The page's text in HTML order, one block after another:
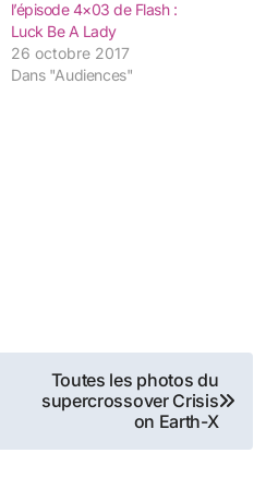
l’épisode 4×03 de Flash :
Luck Be A Lady
26 octobre 2017
Dans "Audiences"
Toutes les photos du
supercrossover Crisis
on Earth-X